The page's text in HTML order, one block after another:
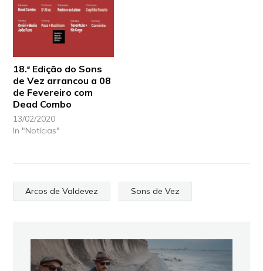
18.ª Edição do Sons
de Vez arrancou a 08
de Fevereiro com
Dead Combo
13/02/2020
In "Notícias"
Arcos de Valdevez Sons de Vez